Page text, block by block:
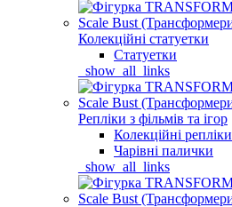
Колекційні статуетки
Статуетки
_show_all_links
Репліки з фільмів та ігор
Колекційні репліки
Чарівні палички
_show_all_links